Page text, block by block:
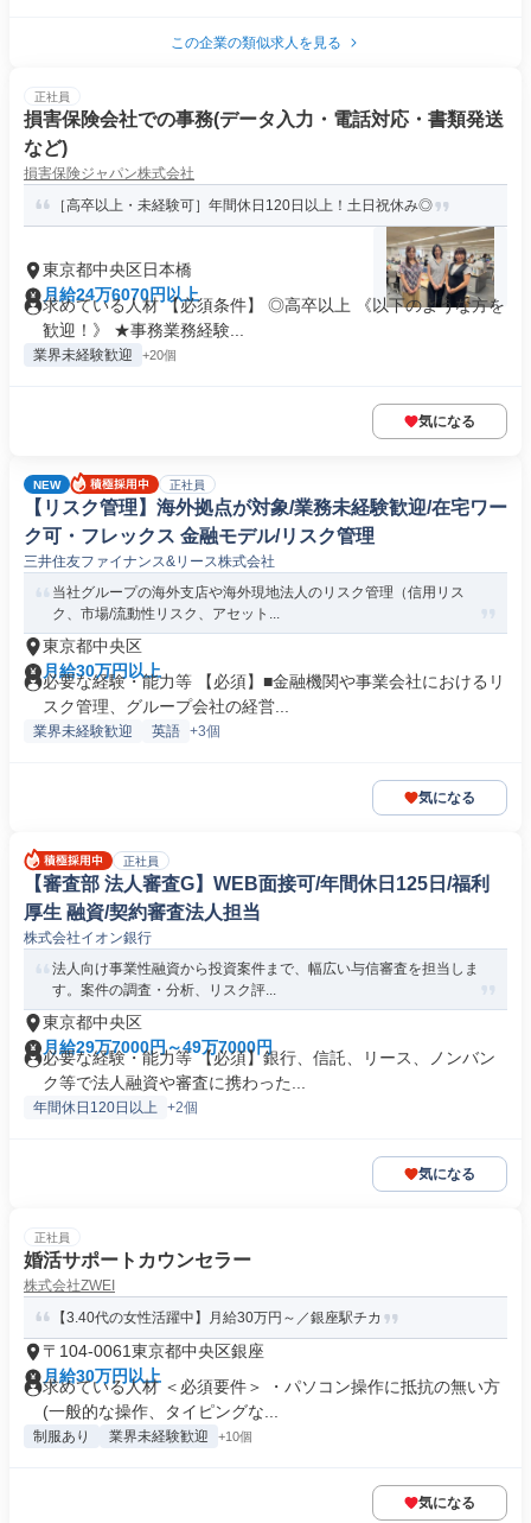
この企業の類似求人を見る
正社員
損害保険会社での事務(データ入力・電話対応・書類発送
など)
損害保険ジャパン株式会社
［高卒以上・未経験可］年間休日120日以上！土日祝休み◎
東京都中央区日本橋
月給24万6070円以上
求めている人材 【必須条件】 ◎高卒以上 《以下のような方を
歓迎！》 ★事務業務経験...
業界未経験歓迎 +20個
気になる
NEW 正社員
【リスク管理】海外拠点が対象/業務未経験歓迎/在宅ワー
ク可・フレックス 金融モデル/リスク管理
三井住友ファイナンス&リース株式会社
当社グループの海外支店や海外現地法人のリスク管理（信用リス
ク、市場/流動性リスク、アセット...
東京都中央区
月給30万円以上
必要な経験・能力等 【必須】■金融機関や事業会社におけるリ
スク管理、グループ会社の経営...
業界未経験歓迎 英語 +3個
気になる
正社員
【審査部 法人審査G】WEB面接可/年間休日125日/福利
厚生 融資/契約審査法人担当
株式会社イオン銀行
法人向け事業性融資から投資案件まで、幅広い与信審査を担当しま
す。案件の調査・分析、リスク評...
東京都中央区
月給29万7000円～49万7000円
必要な経験・能力等 【必須】銀行、信託、リース、ノンバン
ク等で法人融資や審査に携わった...
年間休日120日以上 +2個
気になる
正社員
婚活サポートカウンセラー
株式会社ZWEI
【3.40代の女性活躍中】月給30万円～／銀座駅チカ
〒104-0061東京都中央区銀座
月給30万円以上
求めている人材 ＜必須要件＞ ・パソコン操作に抵抗の無い方
(一般的な操作、タイピングな...
制服あり 業界未経験歓迎 +10個
気になる